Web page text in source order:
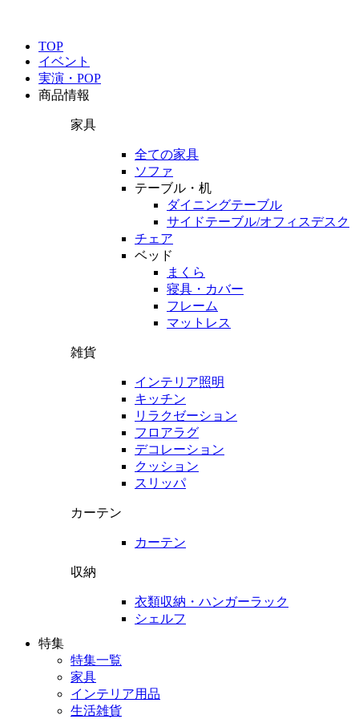
TOP
イベント
実演・POP
商品情報
家具
全ての家具
ソファ
テーブル・机
ダイニングテーブル
サイドテーブル/オフィスデスク
チェア
ベッド
まくら
寝具・カバー
フレーム
マットレス
雑貨
インテリア照明
キッチン
リラクゼーション
フロアラグ
デコレーション
クッション
スリッパ
カーテン
カーテン
収納
衣類収納・ハンガーラック
シェルフ
特集
特集一覧
家具
インテリア用品
生活雑貨